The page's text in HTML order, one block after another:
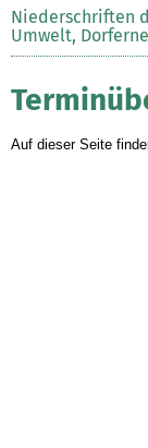
Niederschriften
Umwelt,
Auf dieser Seite